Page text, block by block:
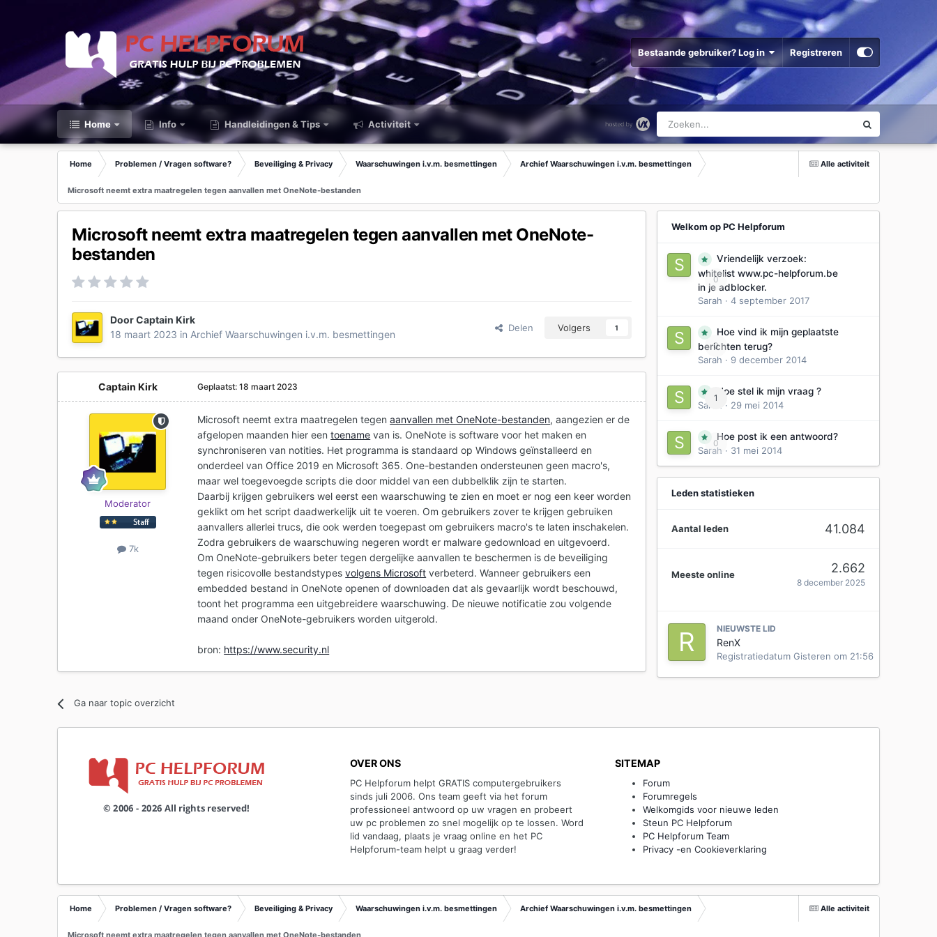
Bestaande gebruiker? Log in Registreren
Home Info Handleidingen & Tips Activiteit
Alle activiteit
Home Problemen / Vragen software? Beveiliging & Privacy Waarschuwingen i.v.m. besmettingen Archief Waarschuwingen i.v.m. besmettingen
Microsoft neemt extra maatregelen tegen aanvallen met OneNote-bestanden
Microsoft neemt extra maatregelen tegen aanvallen met OneNote-
bestanden
DoorCaptain Kirk
18 maart 2023 in Archief Waarschuwingen i.v.m. besmettingen
Delen Volgers 1
Captain Kirk
Moderator
7k
Geplaatst:18 maart 2023
Microsoft neemt extra maatregelen tegenaanvallen met OneNote-bestanden, aangezien er de
afgelopen maanden hier eentoename van is. OneNote is software voor het maken en
synchroniseren van notities. Het programma is standaard op Windows geïnstalleerd en
onderdeel van Office 2019 en Microsoft 365. One-bestanden ondersteunen geen macro's,
maar wel toegevoegde scripts die door middel van een dubbelklik zijn te starten.
Daarbij krijgen gebruikers wel eerst een waarschuwing te zien en moet er nog een keer worden
geklikt om het script daadwerkelijk uit te voeren. Om gebruikers zover te krijgen gebruiken
aanvallers allerlei trucs, die ook werden toegepast om gebruikers macro's te laten inschakelen.
Zodra gebruikers de waarschuwing negeren wordt er malware gedownload en uitgevoerd.
Om OneNote-gebruikers beter tegen dergelijke aanvallen te beschermen is de beveiliging
tegen risicovolle bestandstypesvolgens Microsoft verbeterd. Wanneer gebruikers een
embedded bestand in OneNote openen of downloaden dat als gevaarlijk wordt beschouwd,
toont het programma een uitgebreidere waarschuwing. De nieuwe notificatie zou volgende
maand onder OneNote-gebruikers worden uitgerold.
bron: https://www.security.nl
Ga naar topic overzicht
Welkom op PC Helpforum
0
Vriendelijk verzoek:
whitelist www.pc-helpforum.be
in je adblocker.
Sarah · 4 september 2017
0
Hoe vind ik mijn geplaatste
berichten terug?
Sarah · 9 december 2014
1
Hoe stel ik mijn vraag ?
Sarah
· 29 mei 2014
0
Hoe post ik een antwoord?
Sarah · 31 mei 2014
Leden statistieken
Aantal leden 41.084
Meeste online 2.662
8 december 2025
NIEUWSTE LID
RenX
Registratiedatum Gisteren om 21:56
OVER ONS
PC Helpforum helpt GRATIS computergebruikers
sinds juli 2006. Ons team geeft via het forum
professioneel antwoord op uw vragen en probeert
uw pc problemen zo snel mogelijk op te lossen. Word
lid vandaag, plaats je vraag online en het PC
Helpforum-team helpt u graag verder!
SITEMAP
Forum
Forumregels
Welkomgids voor nieuwe leden
Steun PC Helpforum
PC Helpforum Team
Privacy -en Cookieverklaring
Alle activiteit
Home Problemen / Vragen software? Beveiliging & Privacy Waarschuwingen i.v.m. besmettingen Archief Waarschuwingen i.v.m. besmettingen
Microsoft neemt extra maatregelen tegen aanvallen met OneNote-bestanden